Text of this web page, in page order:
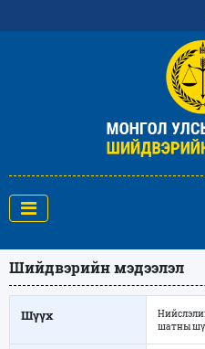
Шийдвэрийн мэдээлэл
Шүүх
шатны